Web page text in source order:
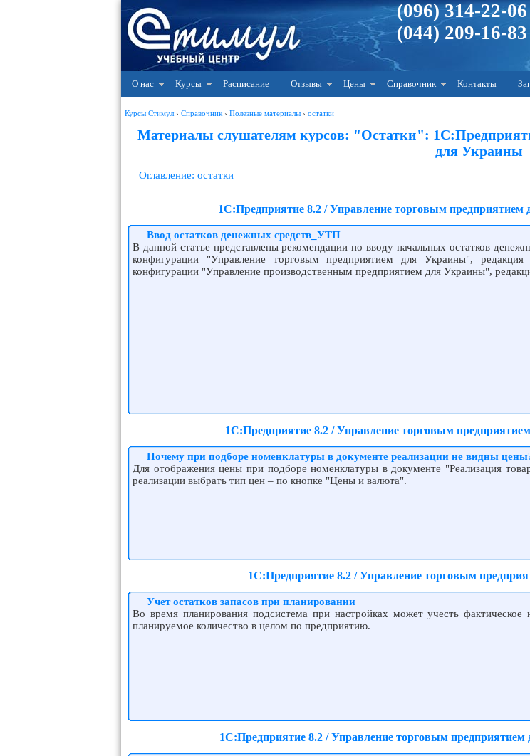
(096) 314-22-06
(044) 209-16-83
О нас Курсы Расписание Отзывы Цены Справочник Контакты
Курсы Стимул › Справочник › Полезные материалы › остатки
Материалы слушателям курсов: "Остатки":
для Украины
Оглавление: остатки
1С:Предприятие 8.2 / Управление торговым
Ввод остатков денежных средств_УТП
В данной статье представлены рекомендации по вводу начальных остатков
конфигурации "Управление торговым предприятием для Украины",
конфигурации "Управление производственным предприятием для Украины",
1С:Предприятие 8.2 / Управление торговым
Почему при подборе номенклатуры в документе реализации не видны
Для отображения цены при подборе номенклатуры в документе "Реализация
реализации выбрать тип цен – по кнопке "Цены и валюта".
1С:Предприятие 8.2 / Управление торговым
Учет остатков запасов при планировании
Во время планирования подсистема при настройках может учесть фактическое
планируемое количество в целом по предприятию.
1С:Предприятие 8.2 / Управление торговым